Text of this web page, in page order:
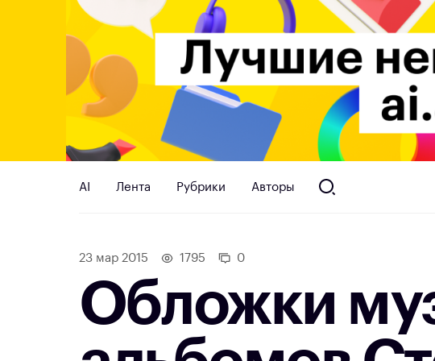
AI Лента Рубрики Авторы
23 мар 2015 1795 0
Обложки